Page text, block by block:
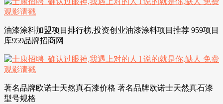
油漆涂料加盟项目排行榜,投资创业油漆涂料项目推荐 959项目
库959品牌招商网
著名品牌欧诺士天然真石漆价格 著名品牌欧诺士天然真石漆
型号规格